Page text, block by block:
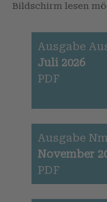
Bildschirm lesen
Ausgabe
Juli 2026
PDF
Ausgabe
November
PDF